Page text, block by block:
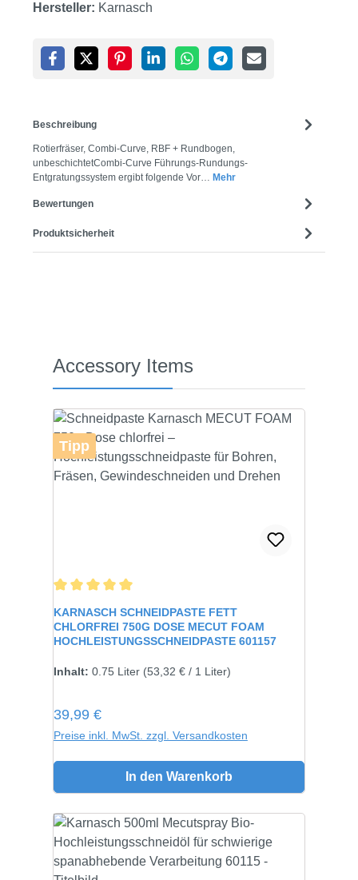
Hersteller: Karnasch
Beschreibung
Rotierfräser, Combi-Curve, RBF + Rundbogen,
unbeschichtetCombi-Curve Führungs-Rundungs-
Entgratungssystem ergibt folgende Vor… Mehr
Bewertungen
Produktsicherheit
Produktgalerie überspringen
Accessory Items
Tipp
KARNASCH SCHNEIDPASTE FETT
CHLORFREI 750G DOSE MECUT FOAM
HOCHLEISTUNGSSCHNEIDPASTE 601157
Inhalt: 0.75 Liter (53,32 € / 1 Liter)
Regulärer Preis:
39,99 €
Preise inkl. MwSt. zzgl. Versandkosten
In den Warenkorb